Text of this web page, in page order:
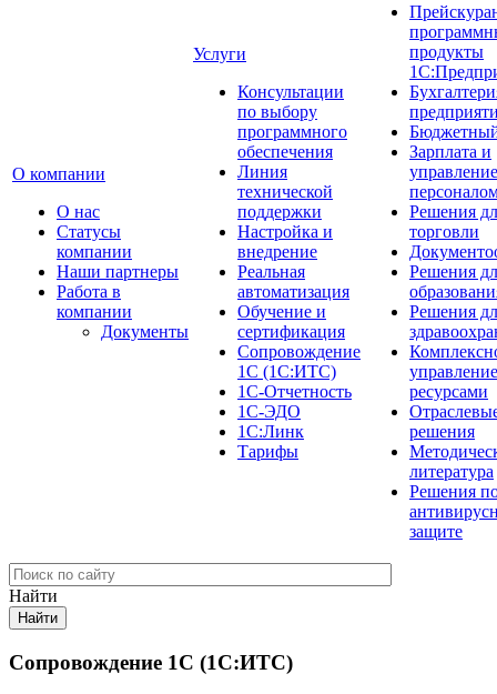
О компании
О нас
Cтатусы
компании
Наши партнеры
Работа в
компании
Документы
Услуги
Консультации
по выбору
программного
обеспечения
Линия
технической
поддержки
Настройка и
внедрение
Реальная
автоматизация
Обучение и
сертификация
Сопровождение
1С (1С:ИТС)
1С-Отчетность
1С-ЭДО
1С:Линк
Тарифы
продукты
Зарплата и
управление
Решения
торговли
Решения
Решения
управление
ресурсами
решения
литература
Решения
защите
Найти
Сопровождение 1С (1С:ИТС)